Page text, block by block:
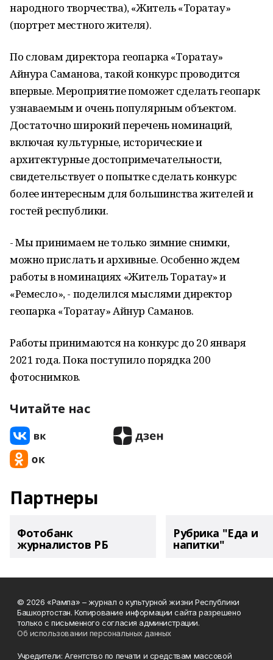
народного творчества), «Житель «Торатау»
(портрет местного жителя).
По словам директора геопарка «Торатау»
Айнура Саманова, такой конкурс проводится
впервые. Мероприятие поможет сделать геопарк
узнаваемым и очень популярным объектом.
Достаточно широкий перечень номинаций,
включая культурные, исторические и
архитектурные достопримечательности,
свидетельствует о попытке сделать конкурс
более интересным для большинства жителей и
гостей республики.
- Мы принимаем не только зимние снимки,
можно прислать и архивные. Особенно ждем
работы в номинациях «Житель Торатау» и
«Ремесло», - поделился мыслями директор
геопарка «Торатау» Айнур Саманов.
Работы принимаются на конкурс до 20 января
2021 года. Пока поступило порядка 200
фотоснимков.
Читайте нас
Партнеры
Фотобанк
журналистов РБ
Рубрика "Еда и
напитки"
© 2026 «Рампа» – журнал о культурной жизни Республики
Башкортостан. Копирование информации сайта разрешено
только с письменного согласия администрации.
Об использовании персональных данных
Учредители: Агентство по печати и средствам массовой